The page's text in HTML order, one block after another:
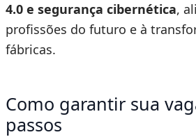
4.0 e segurança cibernética,
profissões do futuro e à
fábricas.
Como garantir sua
passos